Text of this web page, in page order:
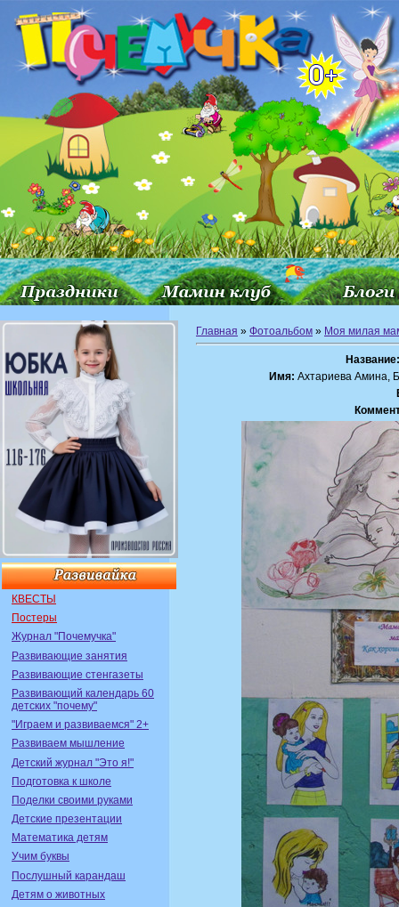
КВЕСТЫ
Постеры
Журнал "Почемучка"
Развивающие занятия
Развивающие стенгазеты
Развивающий календарь 60
детских "почему"
"Играем и развиваемся" 2+
Развиваем мышление
Детский журнал "Это я!"
Подготовка к школе
Поделки своими руками
Детские презентации
Математика детям
Учим буквы
Послушный карандаш
Детям о животных
Главная » Фотоальбом » Моя милая
Имя: Ахтариева Амина,